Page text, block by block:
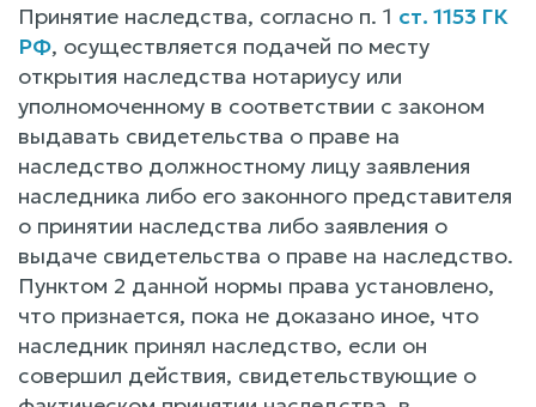
Принятие наследства, согласно п. 1 ст. 1153 ГК
РФ, осуществляется подачей по месту
открытия наследства нотариусу или
уполномоченному в соответствии с законом
выдавать свидетельства о праве на
наследство должностному лицу заявления
наследника либо его законного представителя
о принятии наследства либо заявления о
выдаче свидетельства о праве на наследство.
Пунктом 2 данной нормы права установлено,
что признается, пока не доказано иное, что
наследник принял наследство, если он
совершил действия, свидетельствующие о